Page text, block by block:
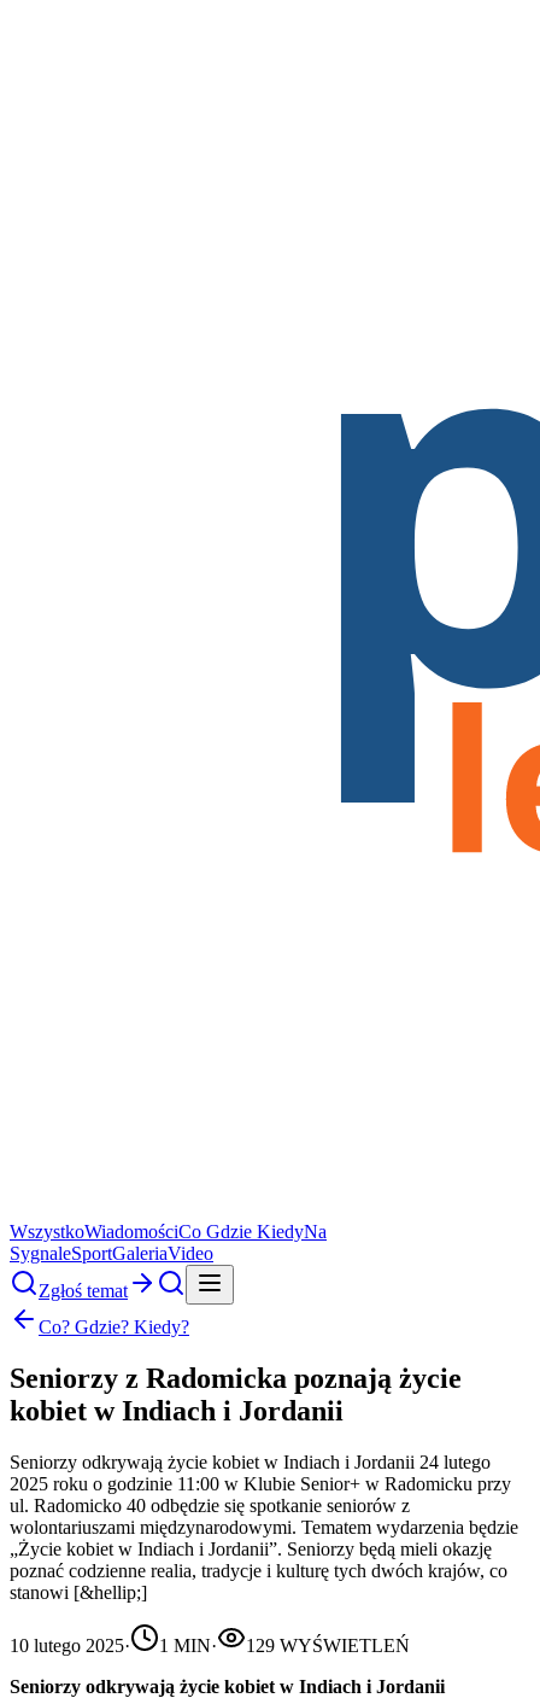
WszystkoWiadomościCo Gdzie KiedyNa
SygnaleSportGaleriaVideo
Zgłoś temat
Co? Gdzie? Kiedy?
Seniorzy z Radomicka poznają życie
kobiet w Indiach i Jordanii
Seniorzy odkrywają życie kobiet w Indiach i Jordanii 24 lutego
2025 roku o godzinie 11:00 w Klubie Senior+ w Radomicku przy
ul. Radomicko 40 odbędzie się spotkanie seniorów z
wolontariuszami międzynarodowymi. Tematem wydarzenia będzie
„Życie kobiet w Indiach i Jordanii”. Seniorzy będą mieli okazję
poznać codzienne realia, tradycje i kulturę tych dwóch krajów, co
stanowi [&hellip;]
10 lutego 2025· 1 MIN· 129 WYŚWIETLEŃ
Seniorzy odkrywają życie kobiet w Indiach i Jordanii